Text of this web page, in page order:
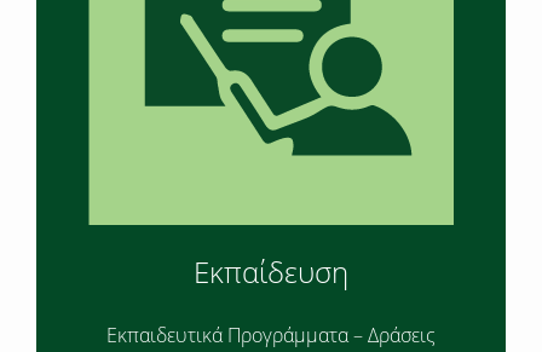
Εκπαίδευση
Εκπαιδευτικά Προγράμματα – Δράσεις